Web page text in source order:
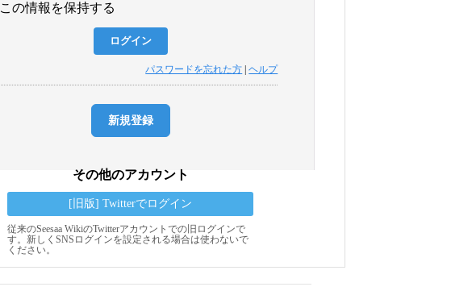
この情報を保持する
パスワードを忘れた方 |ヘルプ
新規登録
その他のアカウント
[旧版] Twitterでログイン
従来のSeesaa WikiのTwitterアカウントでの旧ログインで
す。新しくSNSログインを設定される場合は使わないで
ください。